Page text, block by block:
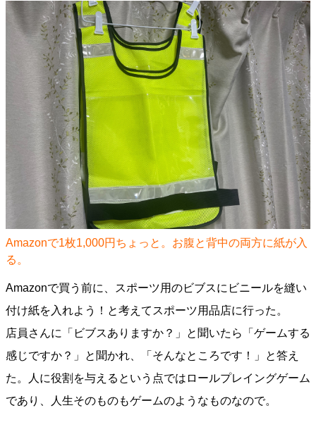
Amazonで1枚1,000円ちょっと。お腹と背中の両方に紙が入
る。
Amazonで買う前に、スポーツ用のビブスにビニールを縫い
付け紙を入れよう！と考えてスポーツ用品店に行った。
店員さんに「ビブスありますか？」と聞いたら「ゲームする
感じですか？」と聞かれ、「そんなところです！」と答え
た。人に役割を与えるという点ではロールプレイングゲーム
であり、人生そのものもゲームのようなものなので。